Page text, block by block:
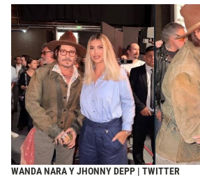
WANDA NARA Y JHONNY DEPP | TWITTER